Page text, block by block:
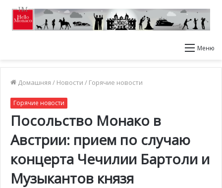
Меню
Домашняя / Новости / Горячие новости
Горячие новости
Посольство Монако в
Австрии: прием по случаю
концерта Чечилии Бартоли и
Музыкантов князя